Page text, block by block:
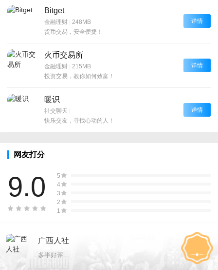
Bitget
金融理财 | 248MB
货币交易，安全便捷！
详情
火币交易所
金融理财 | 215MB
投资交易，教你如何致富！
详情
暖识
社交聊天 |
快乐交友，寻找心动的人！
详情
网友打分
9.0
5
4
3
2
1
广西人社
多半好评